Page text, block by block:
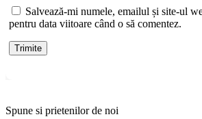
Salvează-mi numele, emailul și site-ul
pentru data viitoare când o să comentez.
Spune si prietenilor de noi